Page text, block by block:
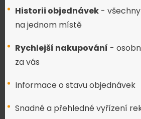
Historii objednávek -
na jednom místě
Rychlejší nakupování -
za vás
Informace o stavu objednávek
Snadné a přehledné vyřízení